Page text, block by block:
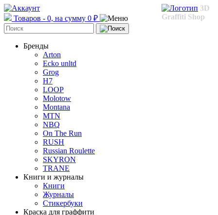
3D
Graffiti Shop
Товаров - 0, на сумму 0 ₽
Бренды
Arton
Ecko unltd
Grog
H7
LOOP
Molotow
Montana
MTN
NBQ
On The Run
RUSH
Russian Roulette
SKYRON
TRANE
Книги и журналы
Книги
Журналы
Стикербуки
Краска для граффити